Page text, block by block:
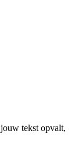
tekst opvalt,